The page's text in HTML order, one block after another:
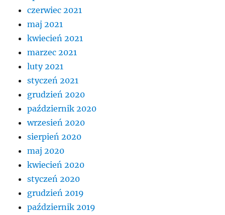
czerwiec 2021
maj 2021
kwiecień 2021
marzec 2021
luty 2021
styczeń 2021
grudzień 2020
październik 2020
wrzesień 2020
sierpień 2020
maj 2020
kwiecień 2020
styczeń 2020
grudzień 2019
październik 2019